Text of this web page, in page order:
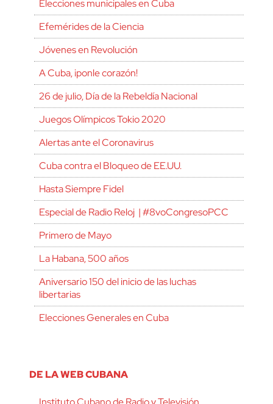
Elecciones municipales en Cuba
Efemérides de la Ciencia
Jóvenes en Revolución
A Cuba, ¡ponle corazón!
26 de julio, Día de la Rebeldía Nacional
Juegos Olímpicos Tokio 2020
Alertas ante el Coronavirus
Cuba contra el Bloqueo de EE.UU.
Hasta Siempre Fidel
Especial de Radio Reloj | #8voCongresoPCC
Primero de Mayo
La Habana, 500 años
Aniversario 150 del inicio de las luchas
libertarias
Elecciones Generales en Cuba
DE LA WEB CUBANA